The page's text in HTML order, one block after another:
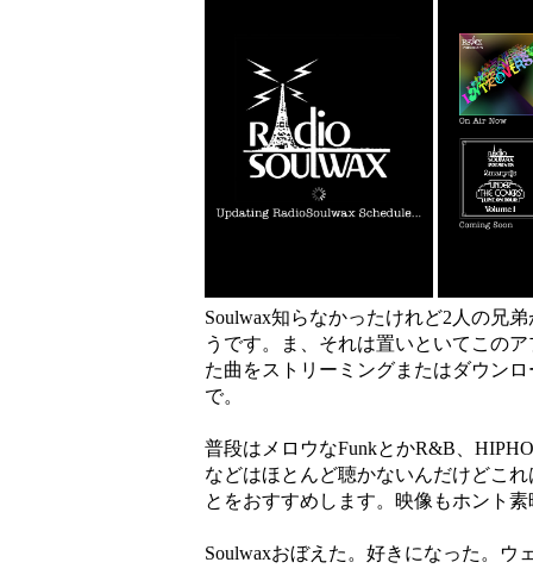
Soulwax知らなかったけれど2人の兄
うです。ま、それは置いといてこの
た曲をストリーミングまたはダウン
で。
普段はメロウなFunkとかR&B、
などはほとんど聴かないんだけどこ
とをおすすめします。映像もホント素
Soulwaxおぼえた。好きになった。ウ